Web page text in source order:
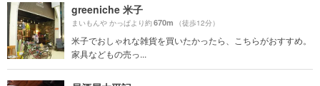
greeniche 米子
まいもんや かっぱより約670m （徒歩12分）
米子でおしゃれな雑貨を買いたかったら、こちらがおすすめ。
家具などもの売っ...